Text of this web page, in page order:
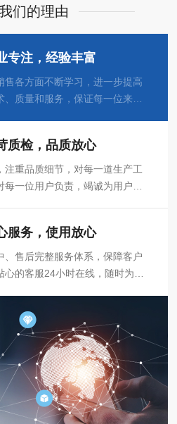
过滤器是否连接牢固、无破损堵
们的理由
专注，经验丰富
售各方面不断学习，进一步提高
、质量和服务，保证每一位来我
质检，品质放心
注重品质细节，对每一道生产工
每一位用户负责，竭诚为用户提
服务，使用放心
、售后完整服务体系，保障客户
心的客服24小时在线，随时为您